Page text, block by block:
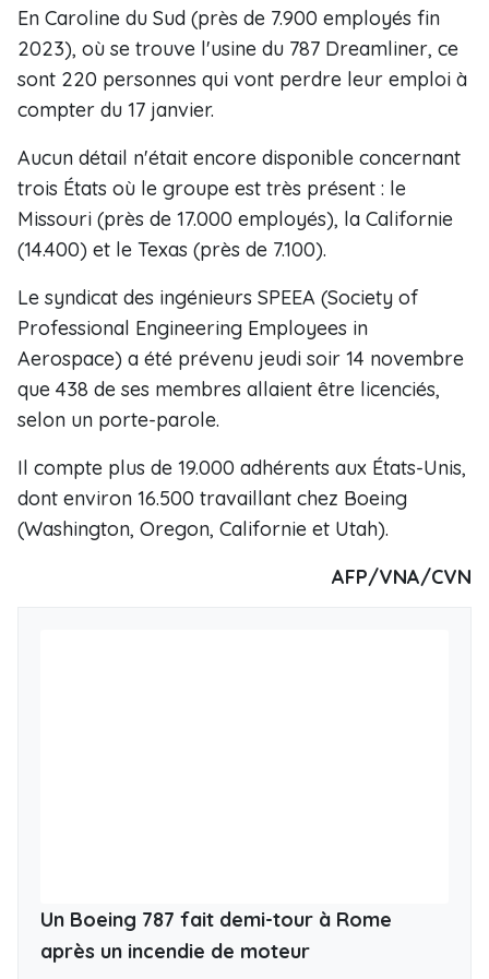
En Caroline du Sud (près de 7.900 employés fin
2023), où se trouve l'usine du 787 Dreamliner, ce
sont 220 personnes qui vont perdre leur emploi à
compter du 17 janvier.
Aucun détail n'était encore disponible concernant
trois États où le groupe est très présent : le
Missouri (près de 17.000 employés), la Californie
(14.400) et le Texas (près de 7.100).
Le syndicat des ingénieurs SPEEA (Society of
Professional Engineering Employees in
Aerospace) a été prévenu jeudi soir 14 novembre
que 438 de ses membres allaient être licenciés,
selon un porte-parole.
Il compte plus de 19.000 adhérents aux États-Unis,
dont environ 16.500 travaillant chez Boeing
(Washington, Oregon, Californie et Utah).
AFP/VNA/CVN
Un Boeing 787 fait demi-tour à Rome
après un incendie de moteur